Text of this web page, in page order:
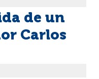
de un
Carlos